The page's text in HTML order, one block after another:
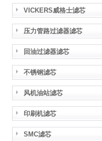
VICKERS威格士滤芯
压力管路过滤器滤芯
回油过滤器滤芯
不锈钢滤芯
风机油站滤芯
印刷机滤芯
SMC滤芯